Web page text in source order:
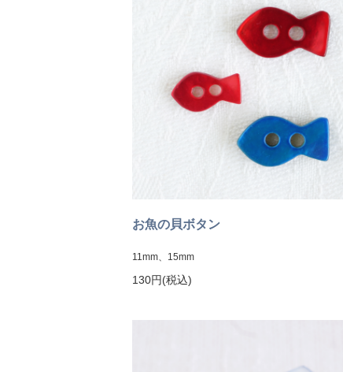
お魚の貝ボタン
11mm、15mm
130円(税込)